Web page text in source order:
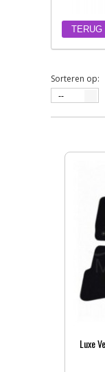
TERUG
Sorteren op:
--
Luxe